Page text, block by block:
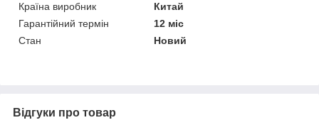
Країна виробник
Китай
Гарантійний термін
12 міс
Стан
Новий
Відгуки про товар